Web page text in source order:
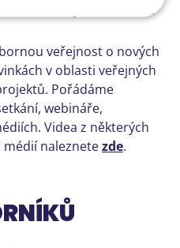
veřejnost o nových
v oblasti veřejných
Pořádáme
webináře,
Videa z některých
médií naleznetezde.